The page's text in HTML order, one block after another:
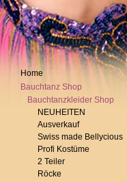
Home
Bauchtanz Shop
Bauchtanzkleider Shop
NEUHEITEN
Ausverkauf
Swiss made Bellycious
Profi Kostüme
2 Teiler
Röcke